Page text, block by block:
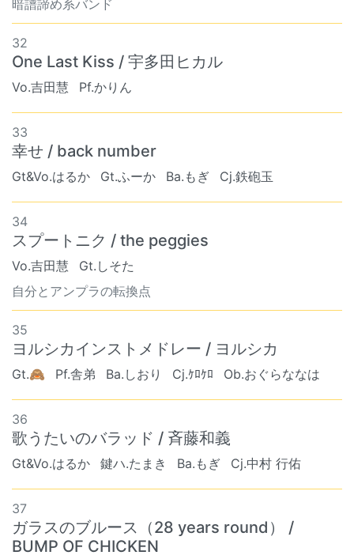
暗譜諦め系バンド
32
One Last Kiss / 宇多田ヒカル
Vo.吉田慧 Pf.かりん
33
幸せ / back number
Gt&Vo.はるか Gt.ふーか Ba.もぎ Cj.鉄砲玉
34
スプートニク / the peggies
Vo.吉田慧
Gt.しそた
自分とアンプラの転換点
35
ヨルシカインストメドレー / ヨルシカ
Gt.🙈 Pf.舎弟 Ba.しおり Cj.ｹﾛｹﾛ Ob.おぐらななは
36
歌うたいのバラッド / 斉藤和義
Gt&Vo.はるか 鍵ハ.たまき Ba.もぎ Cj.中村 行佑
37
ガラスのブルース（28 years round） /
BUMP OF CHICKEN